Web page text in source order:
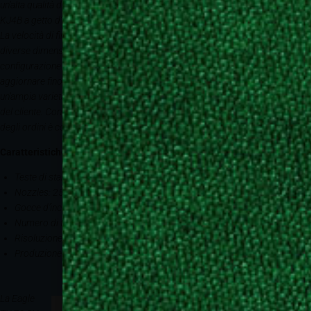
un’alta qualità di stampa. Il tutto grazie alle 12 testine di stampa Kyocera
KJ4B a getto d’inchiostro con 2558 ugelli e una risoluzione nativa di 600DPI.
La velocità di firing è di 40.000 gocce d’inchiostro al secondo, con quattro
diverse dimensioni delle gocce. Il cliente può iniziare con un efficace
configurazione entry level a partire da 4 teste di stampa e successivamente
aggiornare fino alle 12 teste di stampa. La macchina può essere dotata di
un’ampia varietà di funzioni speciali ottimizzate per le specifiche esigenze
del cliente. Con un pacchetto completo di RIP automatizzato la gestione
degli ordini è completamente automatizzata.
Caratteristiche principali
Teste di stampa: Kyocera KJ4B
Nozzles: 2558
Gocce d’inchiostro: fino a 40.000/sec
Numero di teste: 4, 8 o 12
Risoluzione di stampa: fino a 2400 dpi
Produzione: fino a 1280 maglie/ora